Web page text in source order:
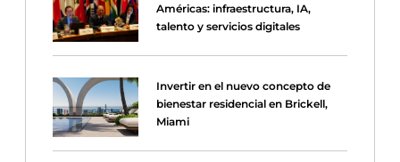
Américas: infraestructura, IA,
talento y servicios digitales
Invertir en el nuevo concepto de
bienestar residencial en Brickell,
Miami